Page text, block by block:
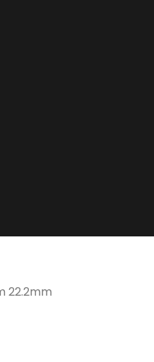
22.2mm